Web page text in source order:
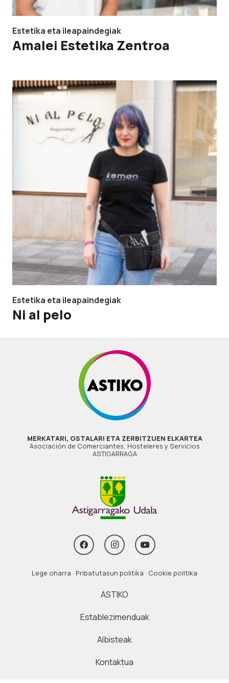
Estetika eta ileapaindegiak
Amalei Estetika Zentroa
Estetika eta ileapaindegiak
Ni al pelo
MERKATARI, OSTALARI ETA ZERBITZUEN ELKARTEA
Asociación de Comerciantes, Hosteleres y Servicios
ASTIGARRAGA
Lege oharra · Pribatutasun politika · Cookie politika
ASTIKO
Establezimenduak
Albisteak
Kontaktua